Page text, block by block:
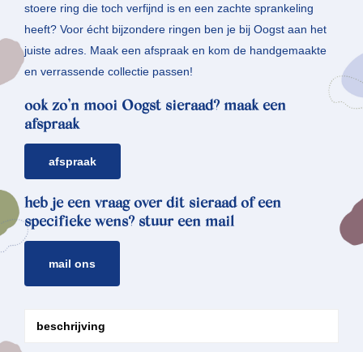
stoere ring die toch verfijnd is en een zachte sprankeling
heeft? Voor écht bijzondere ringen ben je bij Oogst aan het
juiste adres. Maak een afspraak en kom de handgemaakte
en verrassende collectie passen!
ook zo’n mooi Oogst sieraad? maak een
afspraak
afspraak
heb je een vraag over dit sieraad of een
specifieke wens? stuur een mail
mail ons
beschrijving